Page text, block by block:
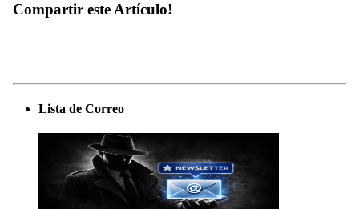
Compartir este Artículo!
Lista de Correo